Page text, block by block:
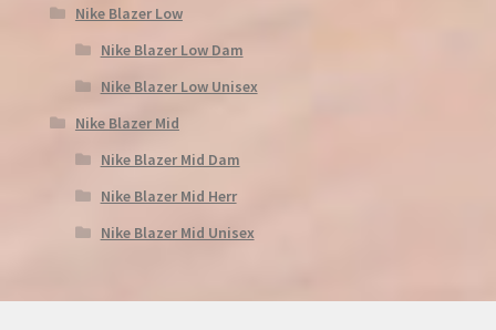
Nike Blazer Low
Nike Blazer Low Dam
Nike Blazer Low Unisex
Nike Blazer Mid
Nike Blazer Mid Dam
Nike Blazer Mid Herr
Nike Blazer Mid Unisex